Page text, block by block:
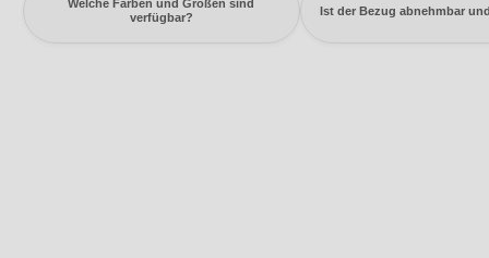
Welche Farben und Größen sind
verfügbar?
Ist der Bezug abnehmbar